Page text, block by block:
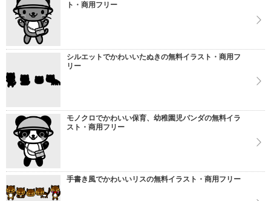
ト・商用フリー
シルエットでかわいいたぬきの無料イラスト・商用フ
リー
モノクロでかわいい保育、幼稚園児パンダの無料イラ
スト・商用フリー
手書き風でかわいいリスの無料イラスト・商用フリー